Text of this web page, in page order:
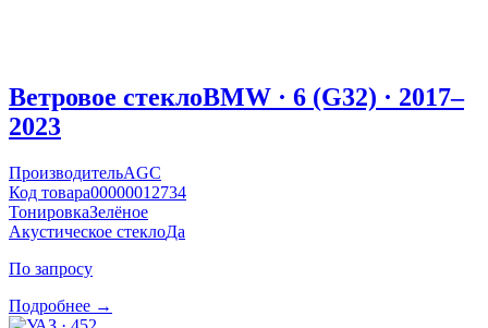
Ветровое стеклоBMW · 6 (G32) · 2017–
2023
ПроизводительAGC
Код товара00000012734
ТонировкаЗелёное
Акустическое стеклоДа
По запросу
Подробнее →